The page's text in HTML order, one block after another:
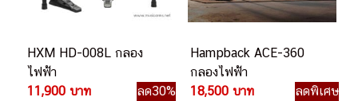
HXM HD-008L กลอง
ไฟฟ้า
11,900 บาท
ลด30%
Hampback ACE-360
กลองไฟฟ้า
18,500 บาท
ลดพิเศษ